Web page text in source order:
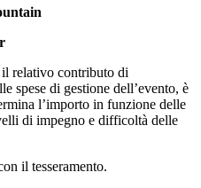
il relativo contributo di
spese di gestione dell’evento, è
l’importo in funzione delle
di impegno e difficoltà delle
il tesseramento.